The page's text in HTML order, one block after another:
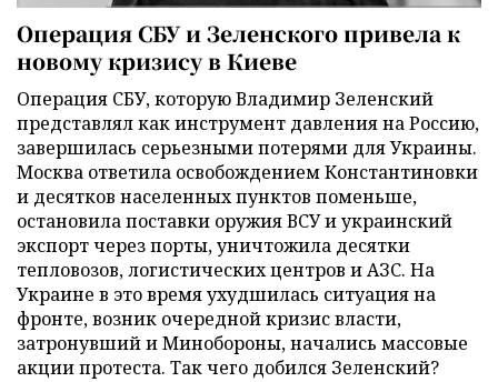
Операция СБУ и Зеленского привела к
новому кризису в Киеве
Операция СБУ, которую Владимир Зеленский
представлял как инструмент давления на Россию,
завершилась серьезными потерями для Украины.
Москва ответила освобождением Константиновки
и десятков населенных пунктов поменьше,
остановила поставки оружия ВСУ и украинский
экспорт через порты, уничтожила десятки
тепловозов, логистических центров и АЗС. На
Украине в это время ухудшилась ситуация на
фронте, возник очередной кризис власти,
затронувший и Минобороны, начались массовые
акции протеста. Так чего добился Зеленский?